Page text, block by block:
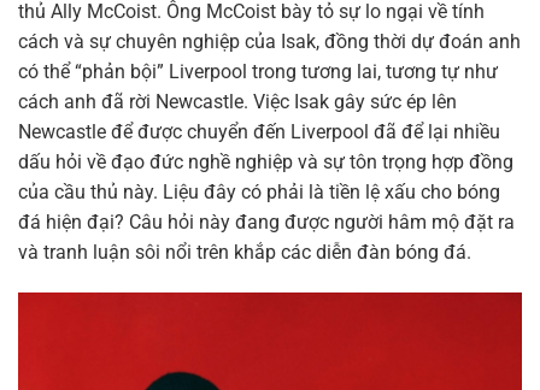
thủ Ally McCoist. Ông McCoist bày tỏ sự lo ngại về tính
cách và sự chuyên nghiệp của Isak, đồng thời dự đoán anh
có thể “phản bội” Liverpool trong tương lai, tương tự như
cách anh đã rời Newcastle. Việc Isak gây sức ép lên
Newcastle để được chuyển đến Liverpool đã để lại nhiều
dấu hỏi về đạo đức nghề nghiệp và sự tôn trọng hợp đồng
của cầu thủ này. Liệu đây có phải là tiền lệ xấu cho bóng
đá hiện đại? Câu hỏi này đang được người hâm mộ đặt ra
và tranh luận sôi nổi trên khắp các diễn đàn bóng đá.